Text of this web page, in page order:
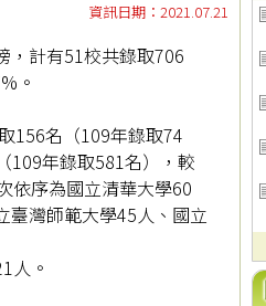
資訊日期：2021.07.21
，計有51校共錄取706
。
156名（109年錄取74
109年錄取581名），較
依序為國立清華大學60
臺灣師範大學45人、國立
人。